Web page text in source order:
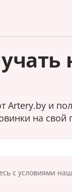
Artery.by и
на
с условиями